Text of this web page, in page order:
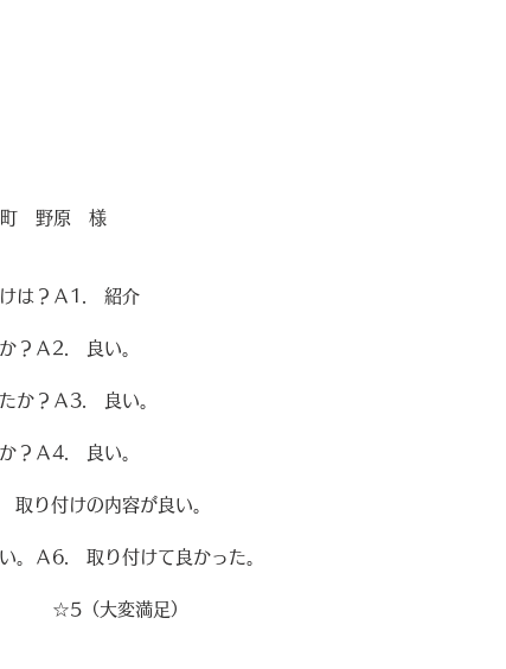
　野原　様
は？Ａ1.　紹介
？Ａ2.　良い。
か？Ａ3.　良い。
？Ａ4.　良い。
取り付けの内容が良い。
。Ａ6.　取り付けて良かった。
　　☆5（大変満足）